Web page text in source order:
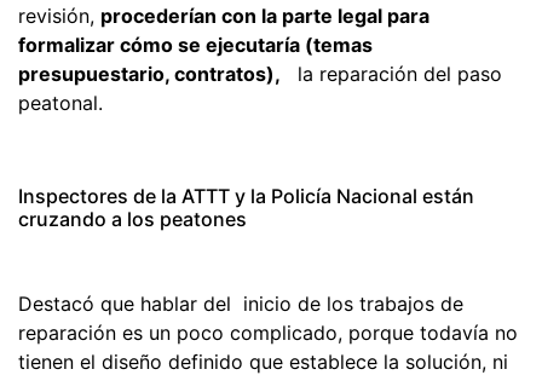
revisión, procederían con la parte legal para
formalizar cómo se ejecutaría (temas
presupuestario, contratos),
la reparación del paso
peatonal.
Inspectores de la ATTT y la Policía Nacional están
cruzando a los peatones
Destacó que hablar del inicio de los trabajos de
reparación es un poco complicado, porque todavía no
tienen el diseño definido que establece la solución, ni